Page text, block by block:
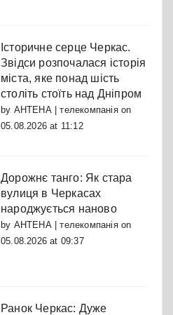
Історичне серце Черкас.
Звідси розпочалася історія
міста, яке понад шість
століть стоїть над Дніпром
by АНТЕНА | телекомпаніяon
05.08.2026 at 11:12
Дорожнє танго: Як стара
вулиця в Черкасах
народжується наново
by АНТЕНА | телекомпаніяon
05.08.2026 at 09:37
Ранок Черкас: Дуже